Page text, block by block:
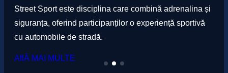
adrenalina și
sportivă
Viteză pe circuit readuce farmecul
oferind piloților ocazia de a concura cu
autentice de competiție